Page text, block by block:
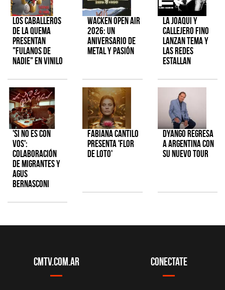
Los Caballeros
de la Quema
presentan
"Fulanos de
Nadie" en vinilo
Wacken Open Air
2026: Un
aniversario de
metal y pasión
La Joaqui y
Callejero Fino
lanzan tema y
las redes
estallan
'Si No Es Con
Vos':
colaboración
de Migrantes y
Agus
Bernasconi
Fabiana Cantilo
presenta 'Flor
de Loto'
Dyango regresa
a Argentina con
su nuevo tour
CMTV.com.ar Conectate